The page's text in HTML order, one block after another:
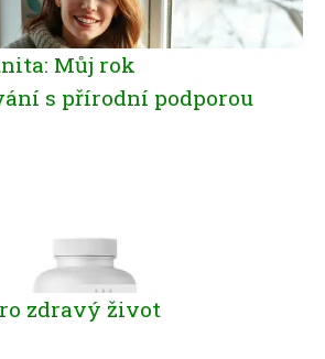
Můj rok
s přírodní podporou
zdravý život